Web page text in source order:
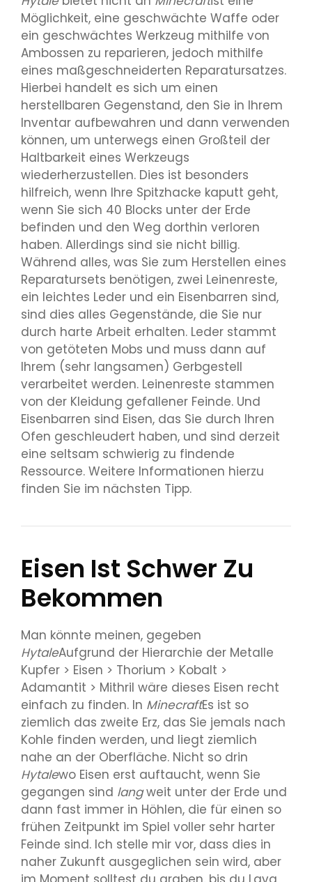
Möglichkeit, eine geschwächte Waffe oder
ein geschwächtes Werkzeug mithilfe von
Ambossen zu reparieren, jedoch mithilfe
eines maßgeschneiderten Reparatursatzes.
Hierbei handelt es sich um einen
herstellbaren Gegenstand, den Sie in Ihrem
Inventar aufbewahren und dann verwenden
können, um unterwegs einen Großteil der
Haltbarkeit eines Werkzeugs
wiederherzustellen. Dies ist besonders
hilfreich, wenn Ihre Spitzhacke kaputt geht,
wenn Sie sich 40 Blocks unter der Erde
befinden und den Weg dorthin verloren
haben. Allerdings sind sie nicht billig.
Während alles, was Sie zum Herstellen eines
Reparatursets benötigen, zwei Leinenreste,
ein leichtes Leder und ein Eisenbarren sind,
sind dies alles Gegenstände, die Sie nur
durch harte Arbeit erhalten. Leder stammt
von getöteten Mobs und muss dann auf
Ihrem (sehr langsamen) Gerbgestell
verarbeitet werden. Leinenreste stammen
von der Kleidung gefallener Feinde. Und
Eisenbarren sind Eisen, das Sie durch Ihren
Ofen geschleudert haben, und sind derzeit
eine seltsam schwierig zu findende
Ressource. Weitere Informationen hierzu
finden Sie im nächsten Tipp.
Eisen Ist Schwer Zu
Bekommen
Man könnte meinen, gegeben
HytaleAufgrund der Hierarchie der Metalle
Kupfer > Eisen > Thorium > Kobalt >
Adamantit > Mithril wäre dieses Eisen recht
einfach zu finden. In MinecraftEs ist so
ziemlich das zweite Erz, das Sie jemals nach
Kohle finden werden, und liegt ziemlich
nahe an der Oberfläche. Nicht so drin
Hytalewo Eisen erst auftaucht, wenn Sie
gegangen sind langweit unter der Erde und
dann fast immer in Höhlen, die für einen so
frühen Zeitpunkt im Spiel voller sehr harter
Feinde sind. Ich stelle mir vor, dass dies in
naher Zukunft ausgeglichen sein wird, aber